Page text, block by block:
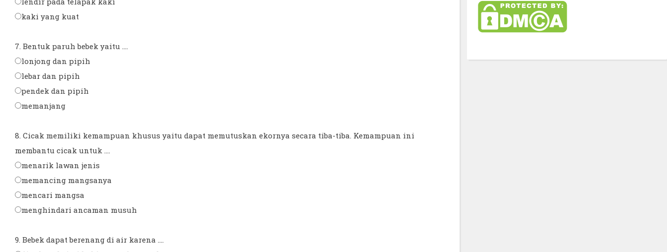
kaki yang kuat
7. Bentuk paruh bebek yaitu ....
lonjong dan pipih
lebar dan pipih
pendek dan pipih
memanjang
8. Cicak memiliki kemampuan khusus yaitu dapat memutuskan ekornya secara tiba-tiba. Kemampuan ini
membantu cicak untuk ....
menarik lawan jenis
memancing mangsanya
mencari mangsa
menghindari ancaman musuh
9. Bebek dapat berenang di air karena ....